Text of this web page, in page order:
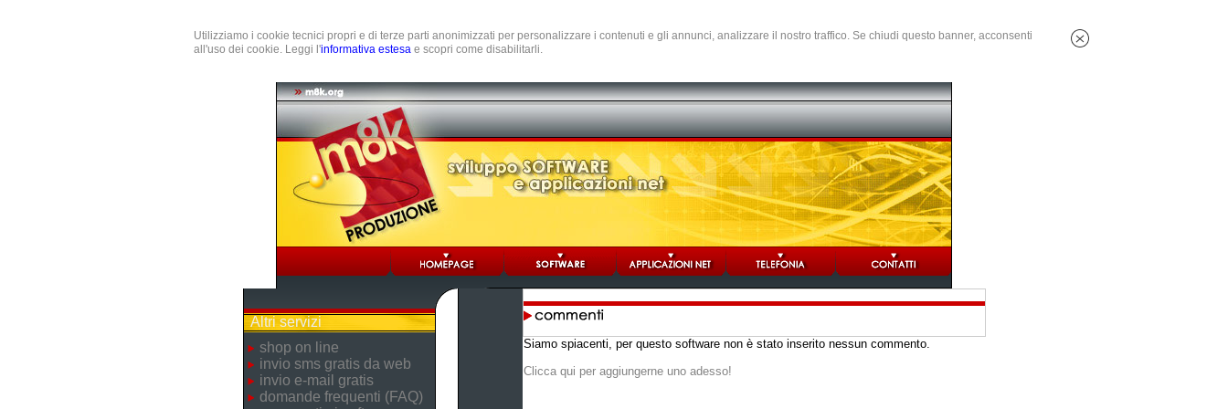
Utilizziamo i cookie tecnici propri e di terze parti anonimizzati per personalizzare i contenuti e gli annunci, analizzare il nostro traffico. Se chiudi questo banner, acconsenti
all'uso dei cookie. Leggi l'informativa estesa e scopri come disabilitarli.
Altri servizi
shop on line
invio sms gratis da web
invio e-mail gratis
domande frequenti (FAQ)
Siamo spiacenti, per questo software non è stato inserito nessun commento.
Clicca qui per aggiungerne uno adesso!